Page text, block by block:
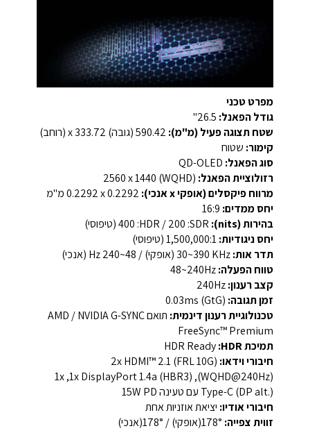
מפרט טכני
גודל הפאנל:
שטח תצוגה פעיל (מ"מ):
קימור: שטוח
סוג הפאנל:
רזולוציית הפאנל:
מרווח פיקסלים (אופקי x אנכי):
יחס ממדים:
בהירות (nits):
יחס ניגודיות:
תדר אות:
טווח הפעלה:
קצב רענון:
זמן תגובה:
טכנולוגיית רענון דינמית:
תואם NVIDIA G-SYNC / ‏AMD
FreeSync™ Premium
תמיכת HDR:
חיבורי וידאו: ‎2x HDMI™ 2.1 (FRL 10G)
(WQHD@240Hz), ‏1x DisplayPort 1.4a (HBR3), ‏1x
Type-C (DP alt.) עם טעינה ‎15W PD‎
חיבורי אודיו: יציאת אוזניות אחת
זווית צפייה: